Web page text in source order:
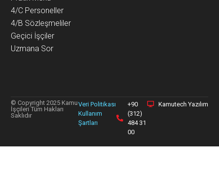
4/C Personeller
4/B Sözleşmeliler
Geçici İşçiler
Uzmana Sor
© Copyright 2025 Kamu
İşçileri Tüm Hakları
Saklıdır
Veri Politikası
Kullanım
Şartları
+90
(312)
484 31
00
Kamutech Yazılım